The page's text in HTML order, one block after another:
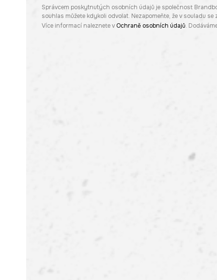
Správcem poskytnutých osobních údajů je společnost
souhlas můžete kdykoli odvolat. Nezapomeňte, že v souladu
Více informací naleznete v Ochraně osobních údajů.